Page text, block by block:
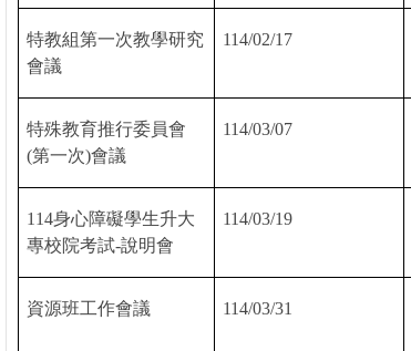
特教組第一次教學研究
會議
114/02/17
特殊教育推行委員會
(第一次)會議
114/03/07
114身心障礙學生升大
專校院考試-說明會
114/03/19
資源班工作會議 114/03/31